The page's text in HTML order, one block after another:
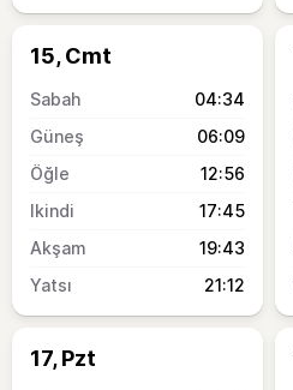
15, Cmt
04:34
06:09
12:56
17:45
19:43
21:12
17, Pzt